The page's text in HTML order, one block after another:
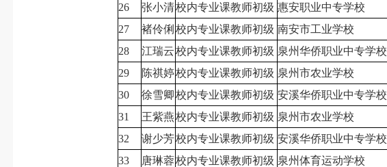
26
张小清校内专业课教师初级 惠安职业中专学校
27
褚伶俐 校内专业课教师初级 南安市工业学校
28
江瑞云校内专业课教师初级 泉州华侨职业中专学校
29
陈祺婷校内专业课教师初级 泉州市农业学校
30
徐雪卿校内专业课教师初级 安溪华侨职业中专学校
31
王紫燕校内专业课教师初级 泉州市农业学校
32
谢少芳校内专业课教师初级 安溪华侨职业中专学校
33
唐琳蓉校内专业课教师初级 泉州体育运动学校